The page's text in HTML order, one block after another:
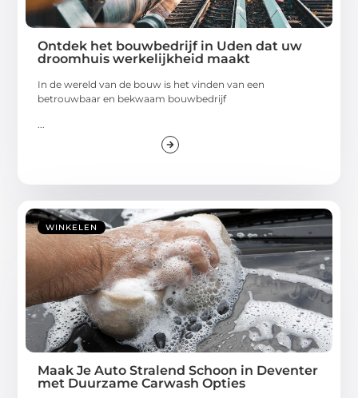
Ontdek het bouwbedrijf in Uden dat uw
droomhuis werkelijkheid maakt
In de wereld van de bouw is het vinden van een
betrouwbaar en bekwaam bouwbedrijf
...
WINKELEN
Maak Je Auto Stralend Schoon in Deventer
met Duurzame Carwash Opties